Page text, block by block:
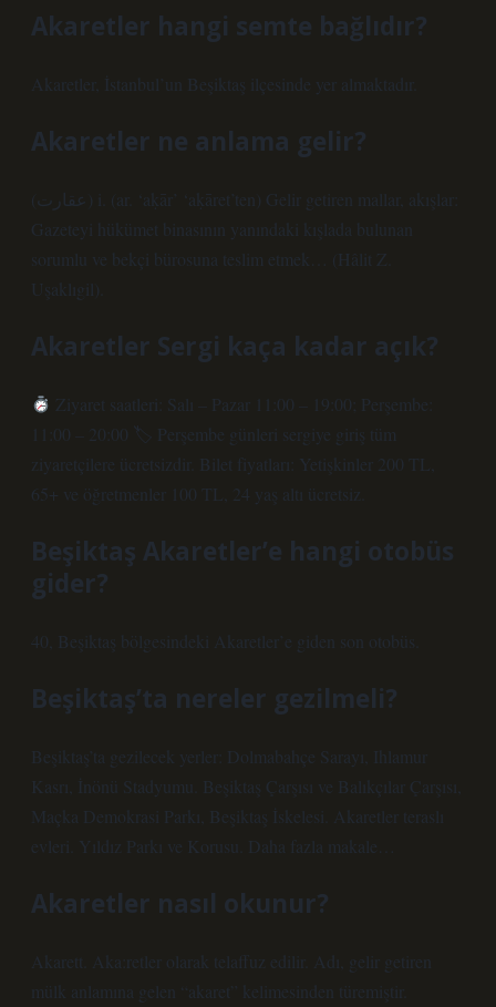
Akaretler hangi semte bağlıdır?
Akaretler, İstanbul’un Beşiktaş ilçesinde yer almaktadır.
Akaretler ne anlama gelir?
(ﻋﻘﺎﺭﺕ) i. (ar. ‘aḳār’ ‘aḳāret’ten) Gelir getiren mallar, akışlar:
Gazeteyi hükümet binasının yanındaki kışlada bulunan
sorumlu ve bekçi bürosuna teslim etmek… (Hâlit Z.
Uşaklıgil).
Akaretler Sergi kaça kadar açık?
Ziyaret saatleri: Salı – Pazar 11:00 – 19:00; Perşembe:
11:00 – 20:00 🏷 Perşembe günleri sergiye giriş tüm
ziyaretçilere ücretsizdir. Bilet fiyatları: Yetişkinler 200 TL,
65+ ve öğretmenler 100 TL, 24 yaş altı ücretsiz.
Beşiktaş Akaretler’e hangi otobüs
gider?
40, Beşiktaş bölgesindeki Akaretler’e giden son otobüs.
Beşiktaş’ta nereler gezilmeli?
Beşiktaş’ta gezilecek yerler: Dolmabahçe Sarayı, Ihlamur
Kasrı, İnönü Stadyumu. Beşiktaş Çarşısı ve Balıkçılar Çarşısı,
Maçka Demokrasi Parkı, Beşiktaş İskelesi. Akaretler teraslı
evleri. Yıldız Parkı ve Korusu. Daha fazla makale…
Akaretler nasıl okunur?
Akarett. Aka:retler olarak telaffuz edilir. Adı, gelir getiren
mülk anlamına gelen “akaret” kelimesinden türemiştir.